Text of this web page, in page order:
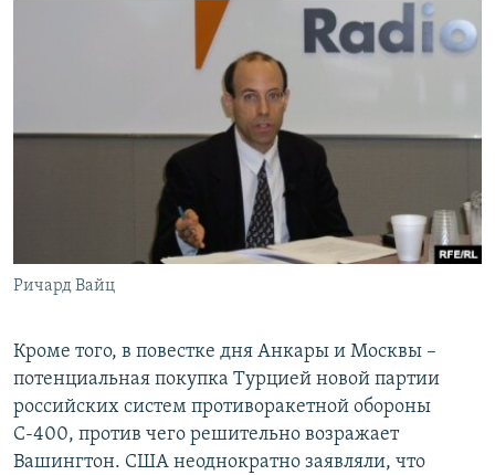
Ричард Вайц
Кроме того, в повестке дня Анкары и Москвы –
потенциальная покупка Турцией новой партии
российских систем противоракетной обороны
С-400, против чего решительно возражает
Вашингтон. США неоднократно заявляли, что